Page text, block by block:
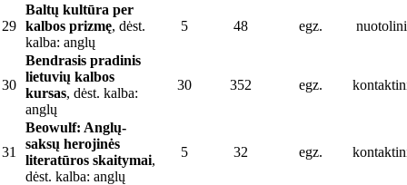
29
Baltų kultūra per
kalbos prizmę, dėst.
kalba: anglų
5 48 egz.
30
Bendrasis pradinis
lietuvių kalbos
kursas, dėst. kalba:
anglų
30 352 egz.
31
Beowulf: Anglų-
saksų herojinės
literatūros skaitymai,
dėst. kalba: anglų
5 32 egz.